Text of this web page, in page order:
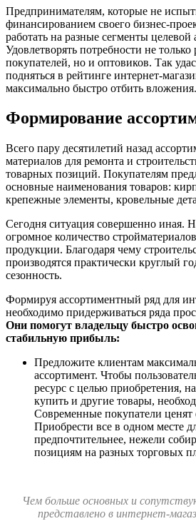
Предпринимателям, которые не
финансированием своего бизнес-
работать на разные сегменты целевой
Удовлетворять потребности не
покупателей, но и оптовиков. Так
подняться в рейтинге интернет-
максимально быстро отбить вложения.
Формирование
Всего пару десятилетий назад
материалов для ремонта и
товарных позиций. Покупателям
основные наименования товаров:
крепежные элементы, кровельные
Сегодня ситуация совершенно иная.
огромное количество
продукции. Благодаря чему
производятся практически круглый
сезонность.
Формируя ассортиментный ряд для
необходимо придерживаться ряда
Они помогут владельцу быстро
стабильную прибыль:
Предложите клиентам
ассортимент. Чтобы
ресурс с целью приобретения,
купить и другие товары,
Современные покупатели ценят
Приобрести все в одном месте
предпочтительнее, нежели
позициям на разных торговых
Чем больше основных и
представлено в интернет-